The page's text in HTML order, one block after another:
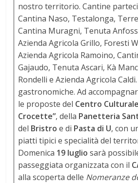
nostro territorio. Cantine
Cantina Naso, Testalonga,
Cantina Muragni, Tenuta
Azienda Agricola Grillo, Foresti
Azienda Agricola Ramoino,
Gajaudo, Tenuta Ascari, Kà
Rondelli e Azienda Agricola
gastronomiche. Ad
le proposte del Centro
Crocette”, della Panetteria
del Bristro e di Pasta di U, con
piatti tipici e specialità del
Domenica 19 luglio sarà
passeggiata organizzata con il
alla scoperta delle Nomeranze